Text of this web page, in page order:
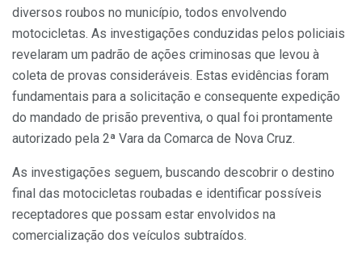
diversos roubos no município, todos envolvendo
motocicletas. As investigações conduzidas pelos policiais
revelaram um padrão de ações criminosas que levou à
coleta de provas consideráveis. Estas evidências foram
fundamentais para a solicitação e consequente expedição
do mandado de prisão preventiva, o qual foi prontamente
autorizado pela 2ª Vara da Comarca de Nova Cruz.
As investigações seguem, buscando descobrir o destino
final das motocicletas roubadas e identificar possíveis
receptadores que possam estar envolvidos na
comercialização dos veículos subtraídos.